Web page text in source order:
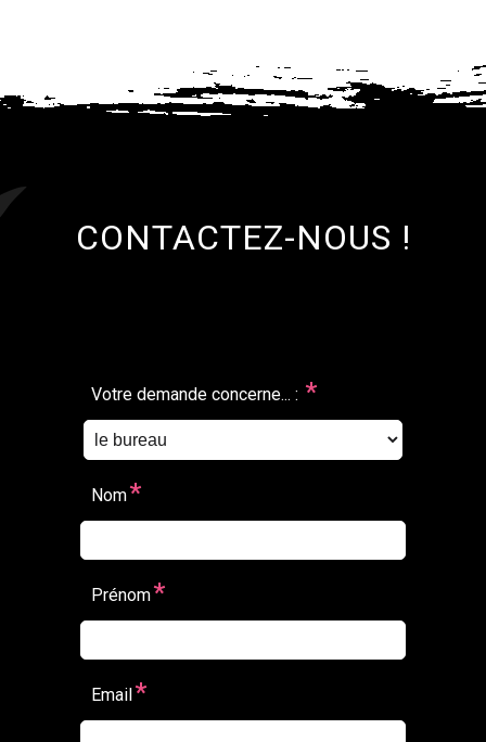
CONTACTEZ-NOUS !
Votre demande concerne... : *
Nom*
Prénom*
Email*